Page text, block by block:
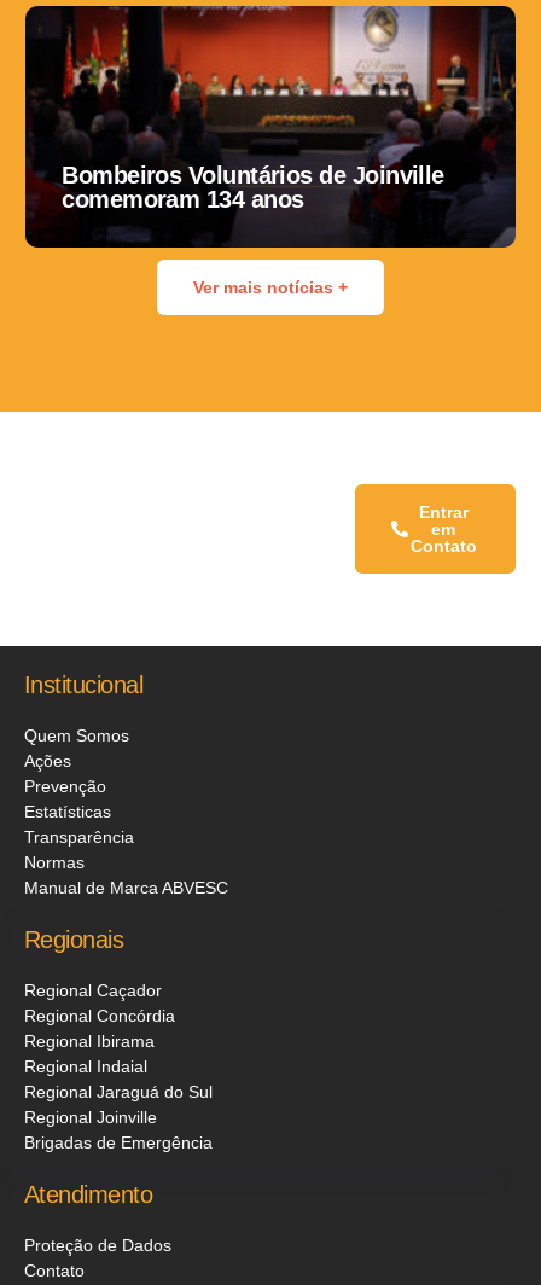
Bombeiros Voluntários de Joinville
comemoram 134 anos
Ver mais notícias +
Entrar
em
Contato
Institucional
Quem Somos
Ações
Prevenção
Estatísticas
Transparência
Normas
Manual de Marca ABVESC
Regionais
Regional Caçador
Regional Concórdia
Regional Ibirama
Regional Indaial
Regional Jaraguá do Sul
Regional Joinville
Brigadas de Emergência
Atendimento
Proteção de Dados
Contato